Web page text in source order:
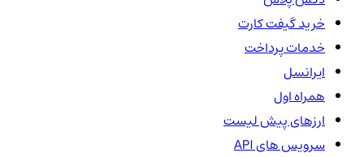
خرید گیفت کارت
خدمات پرداخت
ایرانسل
همراه اول
ارزهای پیش لیست
سرویس های API